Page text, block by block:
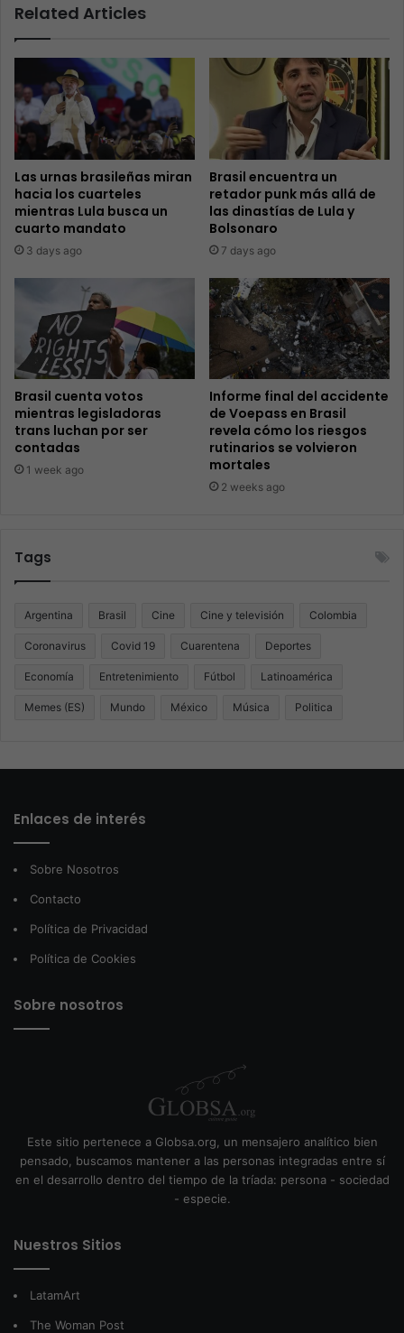
Related Articles
Las urnas brasileñas miran
hacia los cuarteles
mientras Lula busca un
cuarto mandato
3 days ago
Brasil encuentra un
retador punk más allá de
las dinastías de Lula y
Bolsonaro
7 days ago
Brasil cuenta votos
mientras legisladoras
trans luchan por ser
contadas
1 week ago
Informe final del accidente
de Voepass en Brasil
revela cómo los riesgos
rutinarios se volvieron
mortales
2 weeks ago
Tags
Argentina Brasil Cine Cine y televisión Colombia
Coronavirus Covid 19 Cuarentena Deportes
Economía Entretenimiento Fútbol Latinoamérica
Memes (ES) Mundo México Música Politica
Enlaces de interés
Sobre Nosotros
Contacto
Política de Privacidad
Política de Cookies
Sobre nosotros
Este sitio pertenece a Globsa.org, un mensajero analítico bien
pensado, buscamos mantener a las personas integradas entre sí
en el desarrollo dentro del tiempo de la tríada: persona - sociedad
- especie.
Nuestros Sitios
LatamArt
The Woman Post